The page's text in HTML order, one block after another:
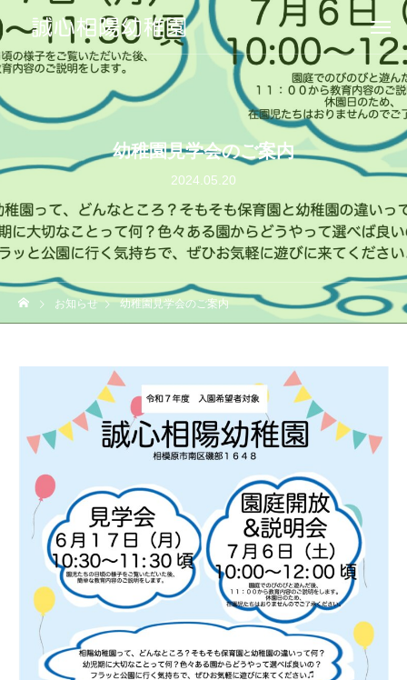
幼稚園見学会のご案内
2024.05.20
お知らせ 幼稚園見学会のご案内